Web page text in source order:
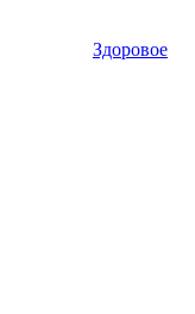
Здоровое